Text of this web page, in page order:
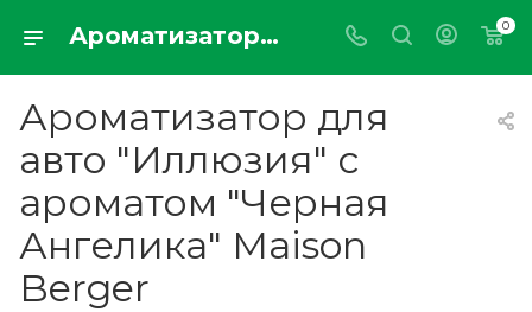
Ароматизатор для авто "Иллюзия" с ароматом "Черная Ангелика" Maison Berger 0
Ароматизатор для
авто "Иллюзия" с
ароматом "Черная
Ангелика" Maison
Berger